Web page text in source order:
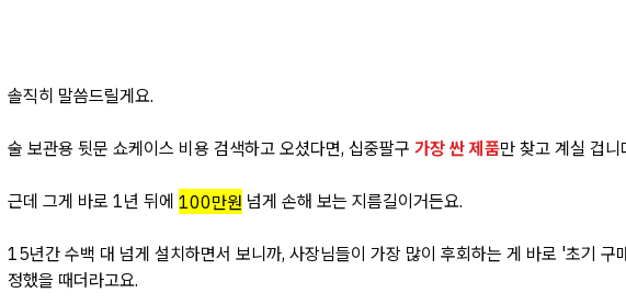
솔직히 말씀드릴게요.
술 보관용 뒷문 쇼케이스 비용 검색하고 오셨다면, 십중팔구 가장 싼 제품만 찾고 계실 겁니
근데 그게 바로 1년 뒤에 100만원 넘게 손해 보는 지름길이거든요.
15년간 수백 대 넘게 설치하면서 보니까, 사장님들이 가장 많이 후회하는 게 바로 '초기 구
정했을 때더라고요.